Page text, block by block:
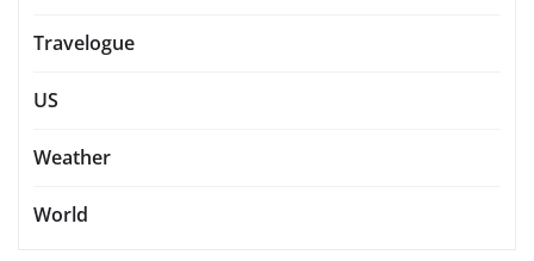
Travelogue
US
Weather
World